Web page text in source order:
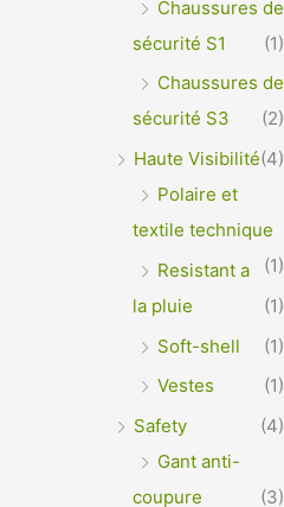
Chaussures de
sécurité S1
(1)
Chaussures de
sécurité S3
(2)
Haute Visibilité(4)
Polaire et
textile technique
(1)
Resistant a
la pluie
(1)
Soft-shell
(1)
Vestes
(1)
Safety
(4)
Gant anti-
coupure
(3)